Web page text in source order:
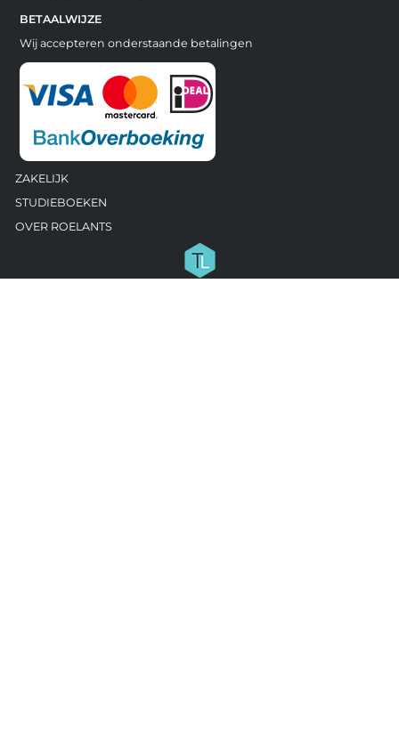
BETAALWIJZE
Wij accepteren onderstaande betalingen
ZAKELIJK
STUDIEBOEKEN
OVER ROELANTS